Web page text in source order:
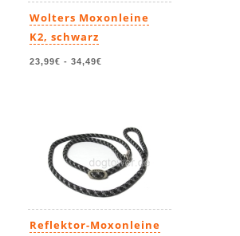
Wolters Moxonleine
K2, schwarz
23,99€ - 34,49€
Reflektor-Moxonleine